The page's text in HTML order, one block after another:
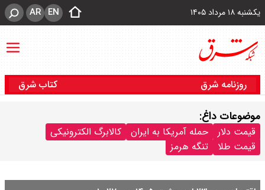
یکشنبه ۱۸ مرداد ۱۴۰۵ EN
AR
روزنامه شرق کتاب شرق
موضوعات داغ:
قیمت دلار حمله آمریکا به ایران
کالابرگ الکترونیکی
قیمت طلا
تنگه هرمز